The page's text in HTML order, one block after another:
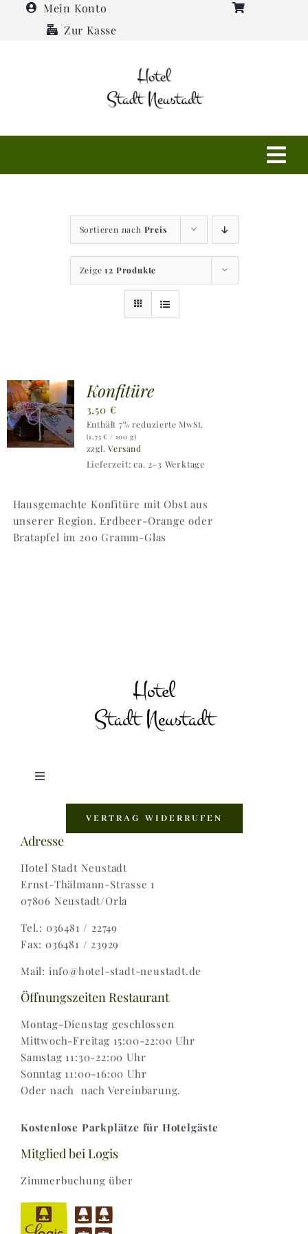
Mein Konto
Zur Kasse
Restaurant
Anfahrt + Kontakt
Sortieren nach Preis
Zeige12 Produkte
Konfitüre
3,50 €
Enthält 7% reduzierte MwSt.
(1,75€ / 100 g)
zzgl.Versand
Lieferzeit: ca. 2-3 Werktage
Hausgemachte Konfitüre mit Obst aus
unserer Region. Erdbeer-Orange oder
Bratapfel im 200 Gramm-Glas
Toggle
Zahlungsweisen |
Widerruf |
Versand & Lieferung
VERTRAG WIDERRUFEN
Adresse
Hotel Stadt Neustadt
Ernst-Thälmann-Strasse 1
07806 Neustadt/Orla
Tel.: 036481 / 22749
Fax: 036481 / 23929
Mail: info@hotel-stadt-neustadt.de
Öffnungszeiten Restaurant
Montag-Dienstag geschlossen
Mittwoch-Freitag 15:00-22:00 Uhr
Samstag 11:30-22:00 Uhr
Sonntag 11:00-16:00 Uhr
Oder nach nach Vereinbarung.
Kostenlose Parkplätze für Hotelgäste
Mitglied bei Logis
Zimmerbuchung über